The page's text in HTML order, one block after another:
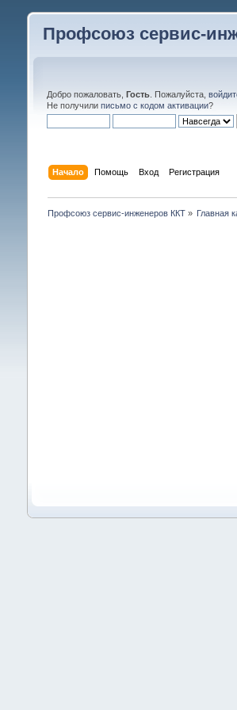
Профсоюз сервис-
Добро пожаловать, Гость. Пожалуйста,
Не получили письмо с кодом активации?
Начало Помощь Вход Регистрация
Профсоюз сервис-инженеров ККТ» Главная